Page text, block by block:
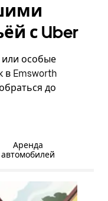
с Uber
особые
в Emsworth
до
Аренда
автомобилей